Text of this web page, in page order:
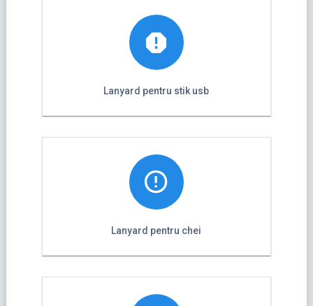
Lanyard pentru stik usb
Lanyard pentru chei